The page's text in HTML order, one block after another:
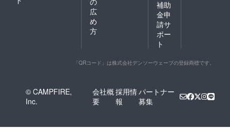
広
め
方
補助
金申
請サ
ポー
ト
「QRコード」は株式会社デンソーウェーブの登録商標です。
© CAMPFIRE,
Inc.
会社概
要
採用情
報
パートナー
募集